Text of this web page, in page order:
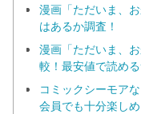
漫画「ただいま、
はあるか調査！
漫画「ただいま、
較！最安値で読め
コミックシーモア
会員でも十分楽し